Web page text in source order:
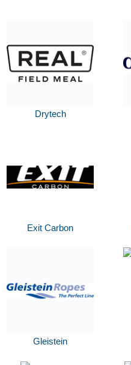
Drytech
Exit Carbon
Gleistein